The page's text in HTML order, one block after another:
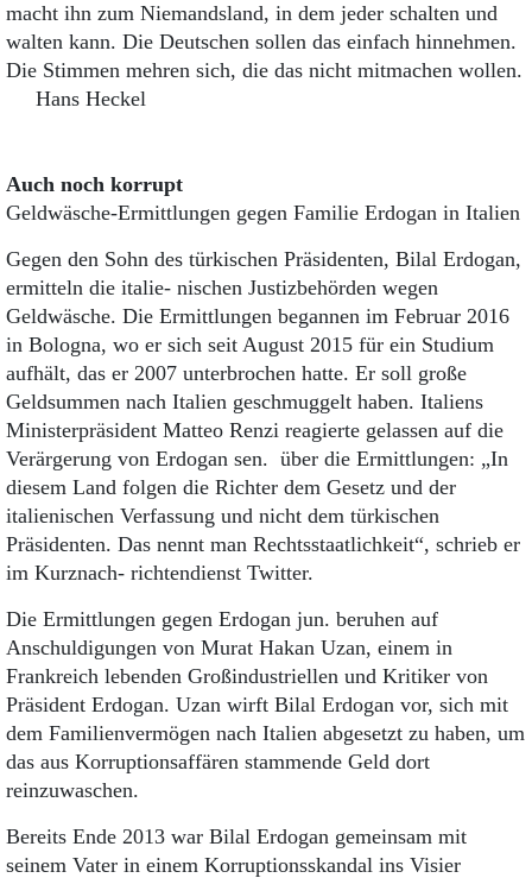
macht ihn zum Niemandsland, in dem jeder schalten und
walten kann. Die Deutschen sollen das einfach hinnehmen.
Die Stimmen mehren sich, die das nicht mitmachen wollen.
Hans Heckel
Auch noch korrupt
Geldwäsche-Ermittlungen gegen Familie Erdogan in Italien
Gegen den Sohn des türkischen Präsidenten, Bilal Erdogan,
ermitteln die italie- ­nischen Justizbehörden wegen
Geldwäsche. Die Ermittlungen begannen im Februar 2016
in Bologna, wo er sich seit August 2015 für ein Studium
aufhält, das er 2007 unterbrochen hatte. Er soll große
Geldsummen nach Italien geschmuggelt haben. Italiens
Ministerpräsident Matteo Renzi reagierte gelassen auf die
Verärgerung von Erdogan sen. über die Ermittlungen: „In
diesem Land folgen die Richter dem Gesetz und der
italienischen Verfassung und nicht dem türkischen
Präsidenten. Das nennt man Rechtsstaatlichkeit“, schrieb er
im Kurznach­- richtendienst Twitter.
Die Ermittlungen gegen Erdogan jun. beruhen auf
Anschuldigungen von Murat Hakan Uzan, einem in
Frankreich lebenden Großindustriellen und Kritiker von
Präsident Erdogan. Uzan wirft Bilal Erdogan vor, sich mit
dem Familienvermögen nach Italien abgesetzt zu haben, um
das aus Korruptionsaffären stammende Geld dort
reinzuwaschen.
Bereits Ende 2013 war Bilal Erdogan gemeinsam mit
seinem Vater in einem Korruptionsskandal ins Visier